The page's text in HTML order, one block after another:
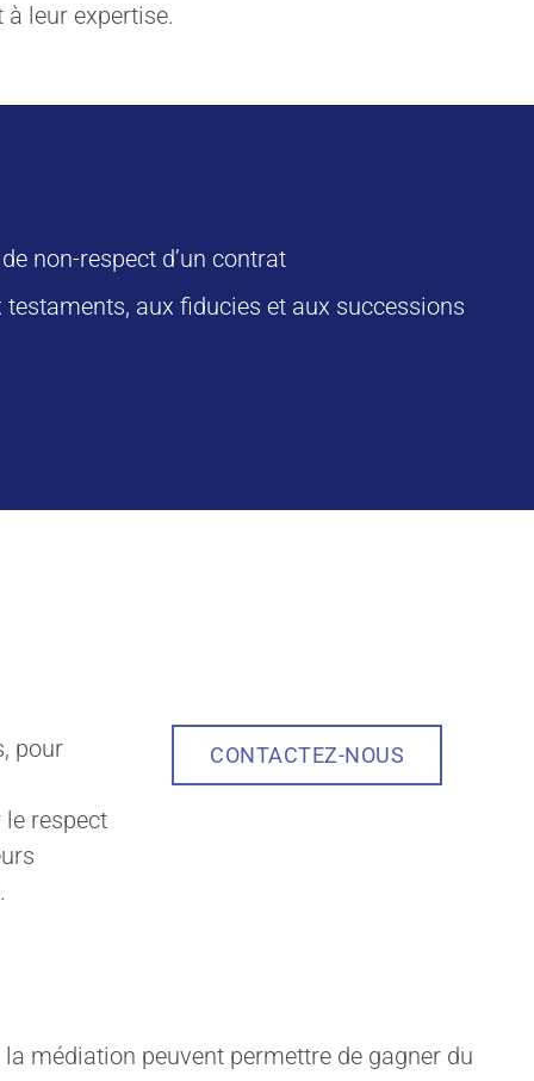
leur expertise.
non-respect d’un contrat
aux fiducies et aux successions
pour
le respect
CONTACTEZ-NOUS
médiation peuvent permettre de gagner du